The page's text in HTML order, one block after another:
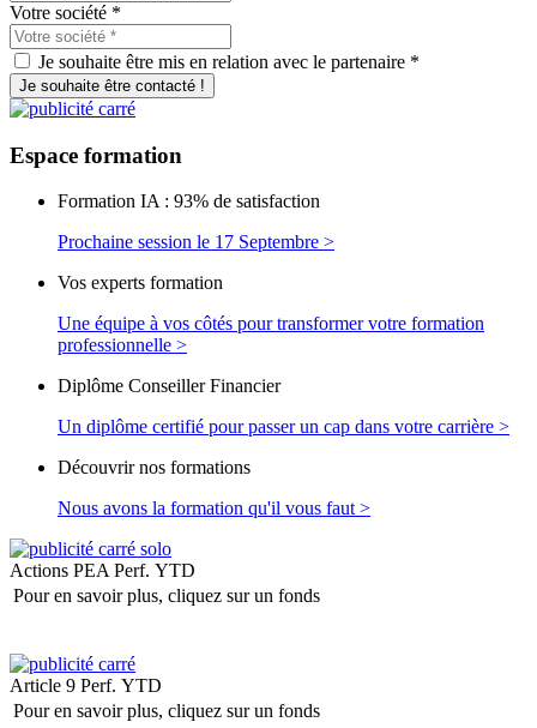
Votre société *
Je souhaite être mis en relation avec le partenaire *
Je souhaite être contacté !
Espace formation
Formation IA : 93% de satisfaction
Prochaine session le 17 Septembre >
Vos experts formation
Une équipe à vos côtés pour transformer votre formation
professionnelle >
Diplôme Conseiller Financier
Un diplôme certifié pour passer un cap dans votre carrière >
Découvrir nos formations
Nous avons la formation qu'il vous faut >
Actions PEA Perf. YTD
Pour en savoir plus, cliquez sur un fonds
Article 9 Perf. YTD
Pour en savoir plus, cliquez sur un fonds